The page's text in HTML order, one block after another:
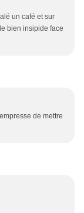
un café et sur
bien insipide face
de mettre